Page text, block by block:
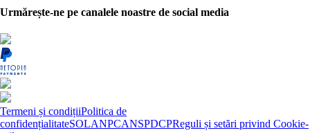
Urmărește-ne pe canalele noastre de social media
Termeni și condițiiPolitica de
confidențialitateSOLANPCANSPDCPReguli și setări privind Cookie-